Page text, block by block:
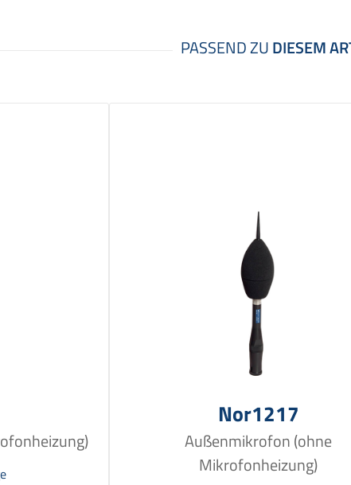
Nor1217
Außenmikrofon (ohne
Mikrofonheizung)